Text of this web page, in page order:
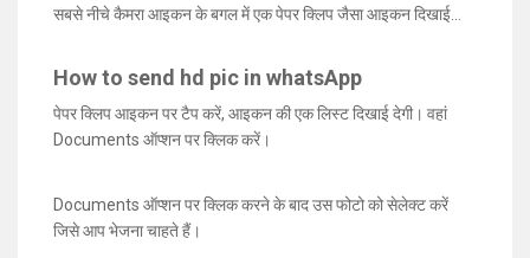
सबसे नीचे कैमरा आइकन के बगल में एक पेपर क्लिप जैसा आइकन दिखाई
How to send hd pic in whatsApp
पेपर क्लिप आइकन पर टैप करें, आइकन की एक लिस्ट दिखाई देगी। वहां
Documents ऑप्शन पर क्लिक करें।
Documents ऑप्शन पर क्लिक करने के बाद उस फोटो को सेलेक्ट करें
जिसे आप भेजना चाहते हैं।